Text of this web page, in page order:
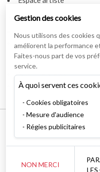
Actualités
Actualités
Vidéos
Interviews
Nos interviews
Lexique
Gestion des cookies
Nous utilisons des cookies
améliorent la performance
Faites-nous part de vos
service.
À quoi servent ces
Cookies obligatoires
Mesure d'audience
Régies publicitaires
NON MERCI